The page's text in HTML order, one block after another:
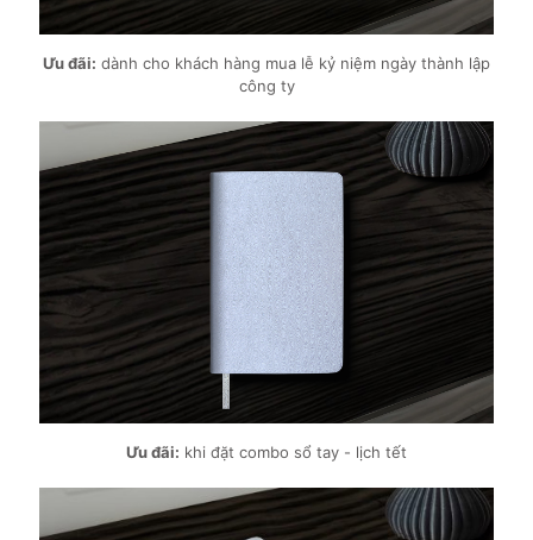
Ưu đãi: dành cho khách hàng mua lễ kỷ niệm ngày thành lập
công ty
Ưu đãi: khi đặt combo sổ tay - lịch tết